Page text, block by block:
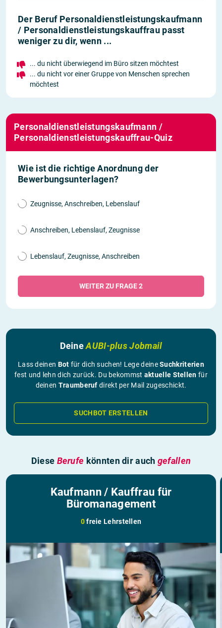
Der Beruf Personaldienstleistungskaufmann
/ Personaldienstleistungskauffrau passt
weniger zu dir, wenn ...
... du nicht überwiegend im Büro sitzen möchtest
... du nicht vor einer Gruppe von Menschen sprechen
möchtest
Personaldienstleistungskaufmann /
Personaldienstleistungskauffrau-Quiz
Wie ist die richtige Anordnung der
Bewerbungsunterlagen?
Zeugnisse, Anschreiben, Lebenslauf
Anschreiben, Lebenslauf, Zeugnisse
Lebenslauf, Zeugnisse, Anschreiben
WEITER ZU FRAGE 2
DeineAUBI-plus Jobmail
Lass deinen Bot für dich suchen! Lege deineSuchkriterien
fest und lehn dich zurück. Du bekommst aktuelle Stellen für
deinen Traumberuf direkt per Mail zugeschickt.
SUCHBOT ERSTELLEN
Diese Berufe könnten dir auch gefallen
Kaufmann / Kauffrau für
Büromanagement
0freie Lehrstellen